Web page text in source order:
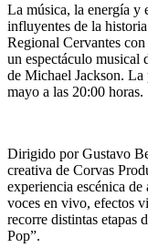
La música, la energía y
influyentes de la
Regional Cervantes
un espectáculo musical
de Michael Jackson. La
mayo a las 20:00 horas.
Dirigido por Gustavo
creativa de Corvas
experiencia escénica
voces en vivo, efectos
recorre distintas etapas
Pop”.